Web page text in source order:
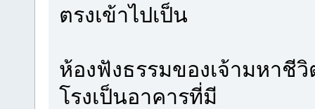
ตรงเข้าไปเป็น
ห้องฟังธรรมของเจ้ามหาชีวิ
โรงเป็นอาคารที่มี